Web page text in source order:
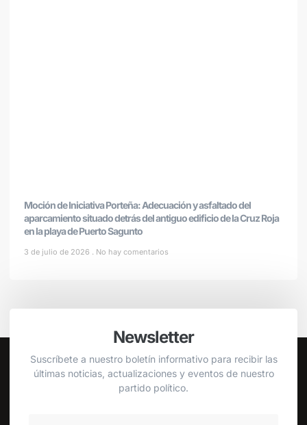
Moción de Iniciativa Porteña: Adecuación y asfaltado del
aparcamiento situado detrás del antiguo edificio de la Cruz Roja
en la playa de Puerto Sagunto
3 de julio de 2026 No hay comentarios
Newsletter
Suscríbete a nuestro boletín informativo para recibir las
últimas noticias, actualizaciones y eventos de nuestro
partido político.